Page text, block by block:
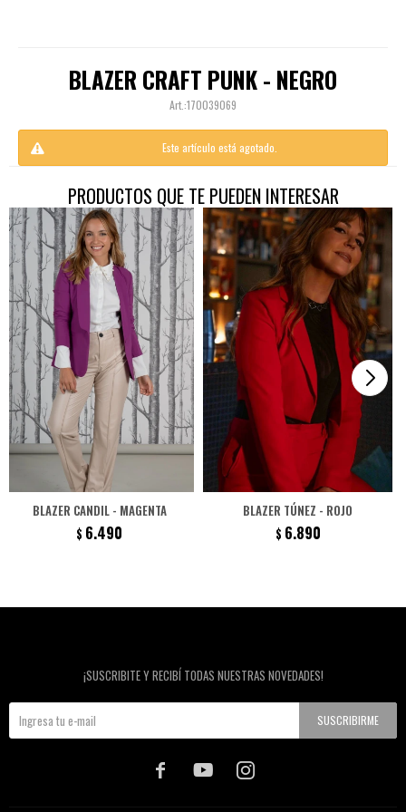
BLAZER CRAFT PUNK - NEGRO
170039069
Este artículo está agotado.
PRODUCTOS QUE TE PUEDEN INTERESAR
BLAZER CANDIL - MAGENTA
$ 6.490
BLAZER TÚNEZ - ROJO
$ 6.890
¡SUSCRIBITE Y RECIBÍ TODAS NUESTRAS NOVEDADES!
SUSCRIBIRME
  